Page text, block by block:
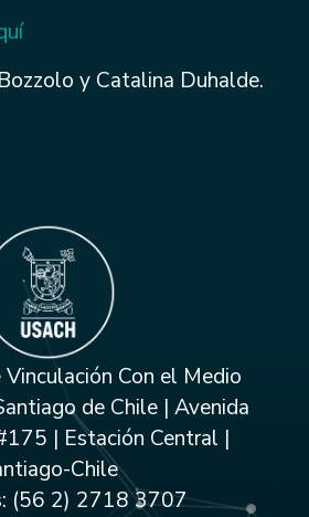
y Catalina Duhalde.
Con el Medio
de Chile | Avenida
| Estación Central |
Chile
(56 2) 2718 3707